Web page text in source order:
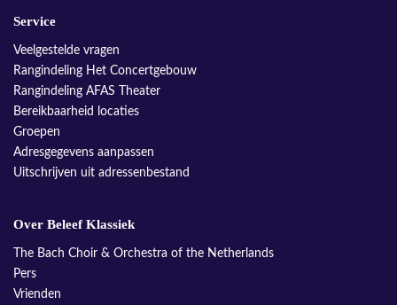
Service
Veelgestelde vragen
Rangindeling Het Concertgebouw
Rangindeling AFAS Theater
Bereikbaarheid locaties
Groepen
Adresgegevens aanpassen
Uitschrijven uit adressenbestand
Over Beleef Klassiek
The Bach Choir & Orchestra of the Netherlands
Pers
Vrienden